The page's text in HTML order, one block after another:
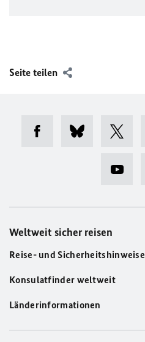
Seite teilen
Weltweit sicher reisen
Reise- und Sicherheitshinweise
Konsulatfinder weltweit
Länderinformationen